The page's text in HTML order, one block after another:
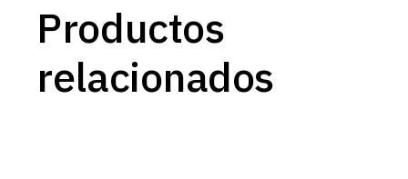
Productos
relacionados